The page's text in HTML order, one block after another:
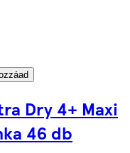
Dry 4+ Maxi
46 db